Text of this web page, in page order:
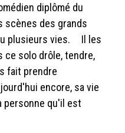
diplômé du
scènes des grands
plusieurs vies. Il les
ce solo drôle, tendre,
fait prendre
encore, sa vie
personne qu'il est